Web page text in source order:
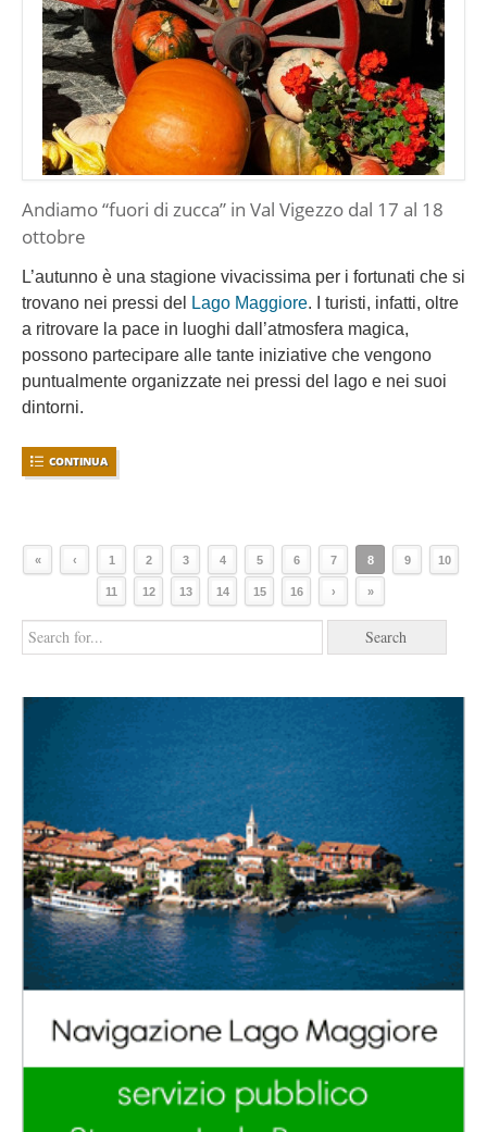
Andiamo “fuori di zucca” in Val Vigezzo dal 17 al 18
ottobre
L’autunno è una stagione vivacissima per i fortunati che si
trovano nei pressi del Lago Maggiore. I turisti, infatti, oltre
a ritrovare la pace in luoghi dall’atmosfera magica,
possono partecipare alle tante iniziative che vengono
puntualmente organizzate nei pressi del lago e nei suoi
dintorni.
CONTINUA
« ‹ 1 2 3 4 5 6 7 8 9 10
11 12 13 14 15 16 › »